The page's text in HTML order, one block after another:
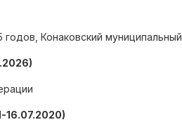
Конаковский
16.07.2020)